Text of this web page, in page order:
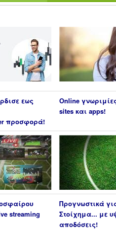
εως
προσφορά!
Online
sites και apps!
streaming
Προγνωστικά
Στοίχημα... με
αποδόσεις!